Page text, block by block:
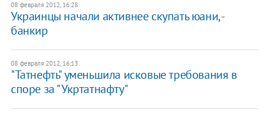
08 февраля 2012, 16:28
Украинцы начали активнее скупать юани, -
банкир
08 февраля 2012, 16:13
"Татнефть" уменьшила исковые требования в
споре за "Укртатнафту"